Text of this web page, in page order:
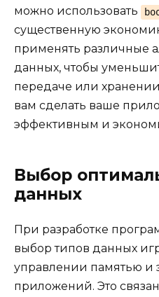
можно использовать
существенную
применять различные
данных, чтобы
передаче или
вам сделать ваше
эффективным и
Выбор
данных
При разработке
выбор типов данных
управлении памятью и
приложений. Это